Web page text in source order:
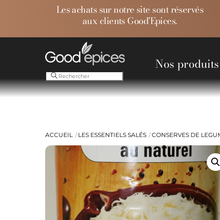
Les achats sur notre site sont réservés
aux clients Good’Epices.
Nos produits
ACCUEIL LES ESSENTIELS SALÉS CONSERVES DE